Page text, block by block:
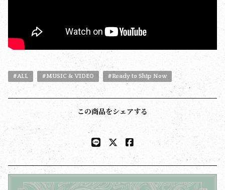
#ALL #MUSIC & VIDEO #Ready to Ship Now
この商品をシェアする